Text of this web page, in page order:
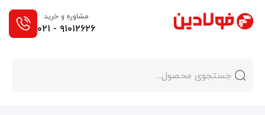
مشاوره و خرید
۰۲۱ - ۹۱۰۱۲۶۲۶